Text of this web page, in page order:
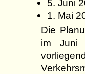
5. Juni
1. Mai
Die
im Juni